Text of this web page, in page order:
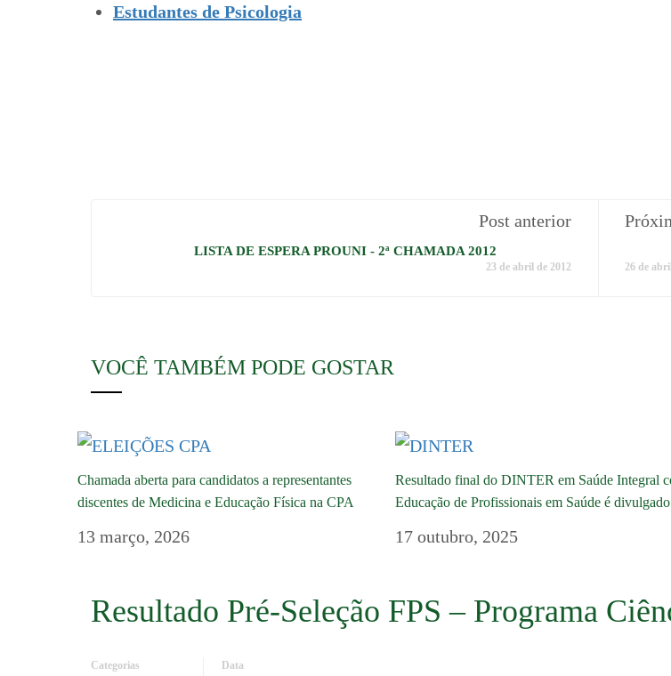
Estudantes de Psicologia
Post anterior
LISTA DE ESPERA PROUNI - 2ª CHAMADA 2012
23 de abril de 2012 26 de
VOCÊ TAMBÉM PODE GOSTAR
Chamada aberta para candidatos a representantes
discentes de Medicina e Educação Física na CPA
13 março, 2026
Resultado final do DINTER em Saúde Integral
Educação de Profissionais em Saúde é divulgado
17 outubro, 2025
Resultado Pré-Seleção FPS – Programa
Categorias
Data